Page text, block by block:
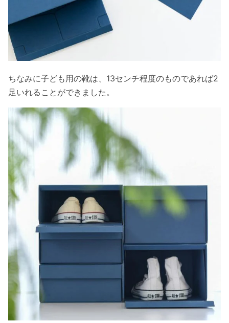
ちなみに子ども用の靴は、13センチ程度のものであれば2
足いれることができました。